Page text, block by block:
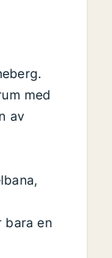
med
av
bara en